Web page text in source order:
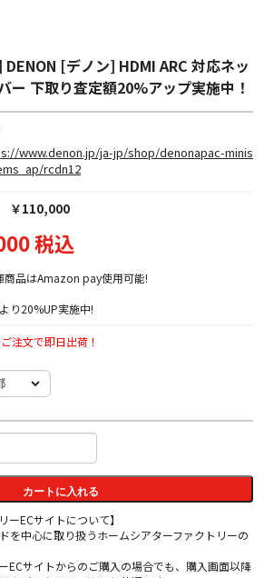
[デノン] HDMI ARC 対応ネッ
ー 下取り査定額20%アップ実施中！
www.denon.jp/ja-jp/shop/denonapac-minis
rcdn12
￥110,000
税込
品はAmazon pay使用可能!
り20%UP実施中!
注文で即日出荷！
カートに入れる
ーECサイトについて】
を中心に取り扱うホームシアターファクトリーの
ECサイトからのご購入の場合でも、購入画面以降